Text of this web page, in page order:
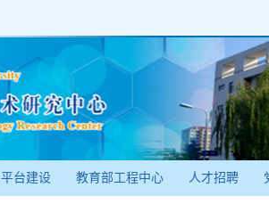
平台建设 教育部工程中心 人才招聘